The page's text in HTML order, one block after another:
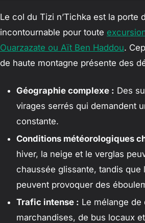
Le col du Tizi n’Tichka est la porte
incontournable pour toute
Ouarzazate ou Aït Ben Haddou.
de haute montagne présente des
Géographie complexe : Des
virages serrés qui demandent
constante.
Conditions météorologiques
hiver, la neige et le verglas
chaussée glissante, tandis que
peuvent provoquer des
Trafic intense : Le mélange de
marchandises, de bus locaux